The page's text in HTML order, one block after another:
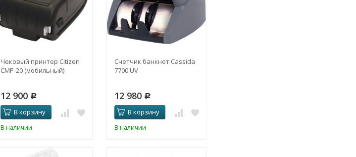
Чековый принтер Citizen
CMP-20 (мобильный)
12 900 Р
В корзину
В наличии
Счетчик банкнот Cassida
7700 UV
12 980 Р
В корзину
В наличии